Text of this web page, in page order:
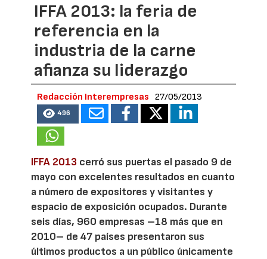
IFFA 2013: la feria de
referencia en la
industria de la carne
afianza su liderazgo
Redacción Interempresas 27/05/2013
496
IFFA 2013 cerró sus puertas el pasado 9 de
mayo con excelentes resultados en cuanto
a número de expositores y visitantes y
espacio de exposición ocupados. Durante
seis días, 960 empresas –18 más que en
2010– de 47 países presentaron sus
últimos productos a un público únicamente